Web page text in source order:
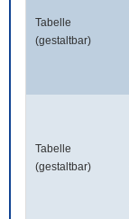
Tabelle
(gestaltbar)
Tabelle
(gestaltbar)